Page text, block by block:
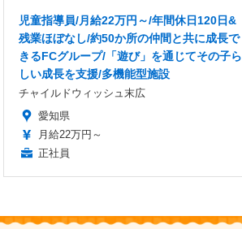
児童指導員/月給22万円～/年間休日120日&
残業ほぼなし/約50か所の仲間と共に成長で
きるFCグループ/「遊び」を通じてその子ら
しい成長を支援/多機能型施設
チャイルドウィッシュ末広
愛知県
月給22万円～
正社員